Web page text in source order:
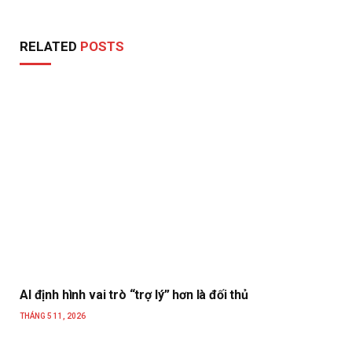
RELATED POSTS
AI định hình vai trò “trợ lý” hơn là đối thủ
THÁNG 5 11, 2026